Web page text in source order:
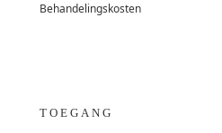
Behandelingskosten
TOEGANG